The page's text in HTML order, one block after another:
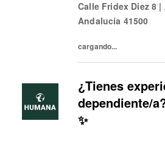
laboral en cinco días
mí...
Calle Fridex Diez 8 |
Andalucía 41500
cargando...
¿Tienes
dependiente/
✨